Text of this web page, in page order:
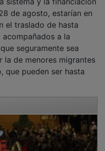
de agosto, estarían en
el traslado de hasta
a la
seguramente sea
de menores migrantes
que pueden ser hasta